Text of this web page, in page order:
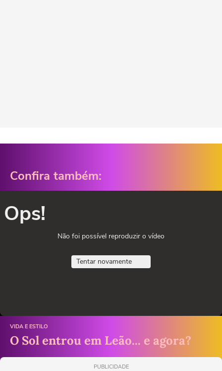
Confira também:
Ops!
Não foi possível reproduzir o vídeo
Tentar novamente
VIDA E ESTILO
O Sol entrou em Leão... e agora?
PUBLICIDADE